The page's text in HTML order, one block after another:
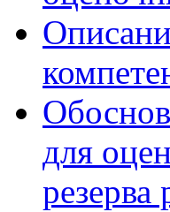
для
резерва